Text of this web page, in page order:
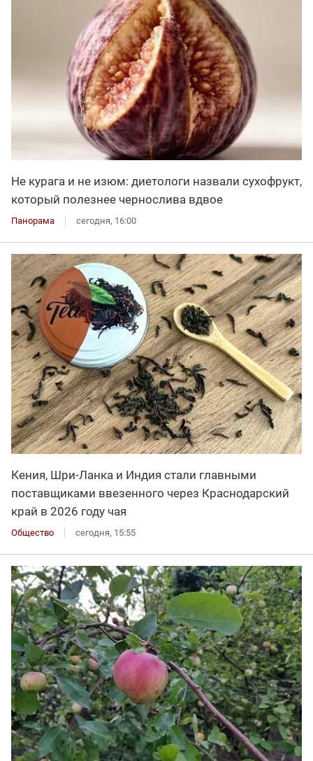
Не курага и не изюм: диетологи назвали сухофрукт,
который полезнее чернослива вдвое
Панорама сегодня, 16:00
Кения, Шри-Ланка и Индия стали главными
поставщиками ввезенного через Краснодарский
край в 2026 году чая
Общество сегодня, 15:55